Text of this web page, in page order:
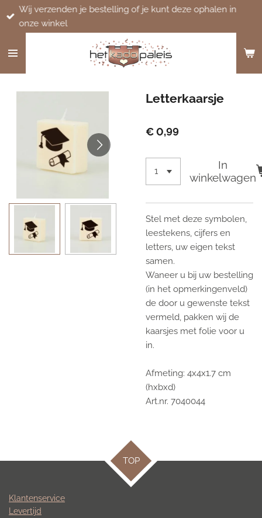
Ga
direct
de
Wij verzenden je bestelling of je kunt deze ophalen in
onze winkel
Letterkaarsje
€ 0,99
In
winkelwagen
Stel met deze symbolen,
leestekens, cijfers en
letters, uw eigen tekst
samen.
Waneer u bij uw bestelling
(in het opmerkingenveld)
de door u gewenste tekst
vermeld, pakken wij de
kaarsjes met folie voor u
in.
Afmeting: 4x4x1.7 cm
(hxbxd)
Art.nr. 7040044
TOP
Klantenservice
Levertijd